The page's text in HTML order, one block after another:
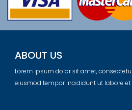
ABOUT US
Lorem ipsum dolor sit amet,
eiusmod tempor incididunt ut labore